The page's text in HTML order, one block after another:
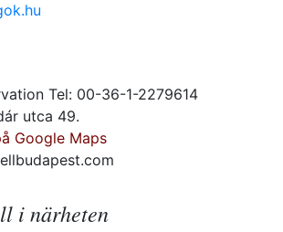
Tel: 00-36-1-2279614
utca 49.
Google Maps
i närheten